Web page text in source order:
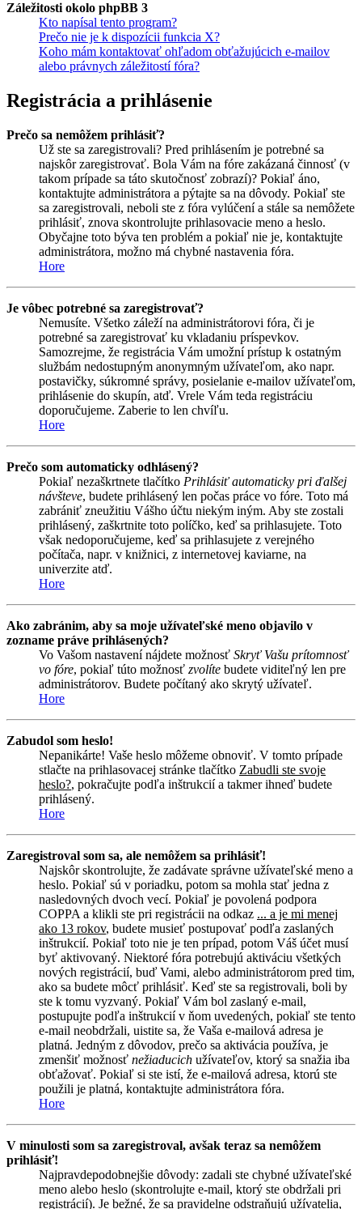
Záležitosti okolo phpBB 3
Kto napísal tento program?
Prečo nie je k dispozícii funkcia X?
Koho mám kontaktovať ohľadom obťažujúcich e-mailov
alebo právnych záležitostí fóra?
Registrácia a prihlásenie
Prečo sa nemôžem prihlásiť?
Už ste sa zaregistrovali? Pred prihlásením je potrebné sa
najskôr zaregistrovať. Bola Vám na fóre zakázaná činnosť (v
takom prípade sa táto skutočnosť zobrazí)? Pokiaľ áno,
kontaktujte administrátora a pýtajte sa na dôvody. Pokiaľ ste
sa zaregistrovali, neboli ste z fóra vylúčení a stále sa nemôžete
prihlásiť, znova skontrolujte prihlasovacie meno a heslo.
Obyčajne toto býva ten problém a pokiaľ nie je, kontaktujte
administrátora, možno má chybné nastavenia fóra.
Hore
Je vôbec potrebné sa zaregistrovať?
Nemusíte. Všetko záleží na administrátorovi fóra, či je
potrebné sa zaregistrovať ku vkladaniu príspevkov.
Samozrejme, že registrácia Vám umožní prístup k ostatným
službám nedostupným anonymným užívateľom, ako napr.
postavičky, súkromné správy, posielanie e-mailov užívateľom,
prihlásenie do skupín, atď. Vrele Vám teda registráciu
doporučujeme. Zaberie to len chvíľu.
Hore
Prečo som automaticky odhlásený?
Pokiaľ nezaškrtnete tlačítko Prihlásiť automaticky pri ďalšej
návšteve, budete prihlásený len počas práce vo fóre. Toto má
zabrániť zneužitiu Vášho účtu niekým iným. Aby ste zostali
prihlásený, zaškrtnite toto políčko, keď sa prihlasujete. Toto
však nedoporučujeme, keď sa prihlasujete z verejného
počítača, napr. v knižnici, z internetovej kaviarne, na
univerzite atď.
Hore
Ako zabránim, aby sa moje užívateľské meno objavilo v
zozname práve prihlásených?
Vo Vašom nastavení nájdete možnosť Skryť Vašu prítomnosť
vo fóre, pokiaľ túto možnosť zvolíte budete viditeľný len pre
administrátorov. Budete počítaný ako skrytý užívateľ.
Hore
Zabudol som heslo!
Nepanikárte! Vaše heslo môžeme obnoviť. V tomto prípade
stlačte na prihlasovacej stránke tlačítko Zabudli ste svoje
heslo?, pokračujte podľa inštrukcií a takmer ihneď budete
prihlásený.
Hore
Zaregistroval som sa, ale nemôžem sa prihlásiť!
Najskôr skontrolujte, že zadávate správne užívateľské meno a
heslo. Pokiaľ sú v poriadku, potom sa mohla stať jedna z
nasledovných dvoch vecí. Pokiaľ je povolená podpora
COPPA a klikli ste pri registrácii na odkaz ... a je mi menej
ako 13 rokov, budete musieť postupovať podľa zaslaných
inštrukcií. Pokiaľ toto nie je ten prípad, potom Váš účet musí
byť aktivovaný. Niektoré fóra potrebujú aktiváciu všetkých
nových registrácií, buď Vami, alebo administrátorom pred tim,
ako sa budete môcť prihlásiť. Keď ste sa registrovali, boli by
ste k tomu vyzvaný. Pokiaľ Vám bol zaslaný e-mail,
postupujte podľa inštrukcií v ňom uvedených, pokiaľ ste tento
e-mail neobdržali, uistite sa, že Vaša e-mailová adresa je
platná. Jedným z dôvodov, prečo sa aktivácia používa, je
zmenšiť možnosť nežiaducich užívateľov, ktorý sa snažia iba
obťažovať. Pokiaľ si ste istí, že e-mailová adresa, ktorú ste
použili je platná, kontaktujte administrátora fóra.
Hore
V minulosti som sa zaregistroval, avšak teraz sa nemôžem
prihlásiť!
Najpravdepodobnejšie dôvody: zadali ste chybné užívateľské
meno alebo heslo (skontrolujte e-mail, ktorý ste obdržali pri
registrácií). Je bežné, že sa pravidelne odstraňujú užívatelia,